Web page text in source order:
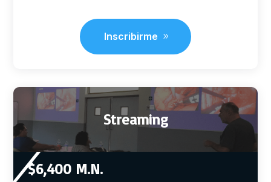
Inscribirme
Streaming
$6,400 M.N.